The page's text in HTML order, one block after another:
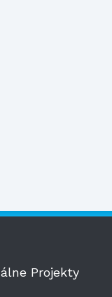
Projekty